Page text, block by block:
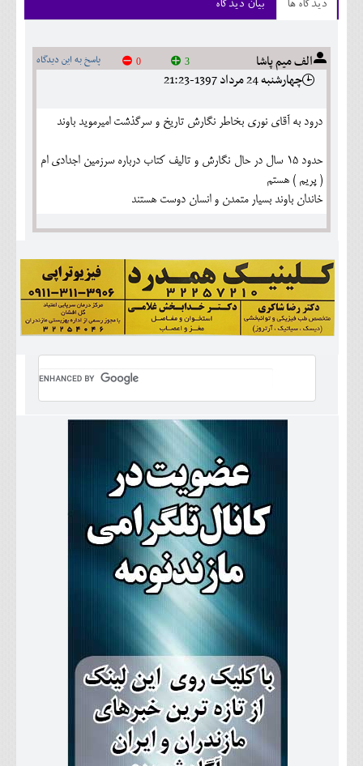
دیدگاه ها بیان دیدگاه
الف میم پاشا پاسخ به این دیدگاه 3
0
چهارشنبه 24 مرداد 1397-21:23
درود به آقای نوری بخاطر نگارش تاریخ و سرگذشت امیرموید باوند
حدود 15 سال در حال نگارش و تالیف کتاب درباره سرزمین اجدادی ام
( پریم ) هستم
خاندان باوند بسیار متمدن و انسان دوست هستند